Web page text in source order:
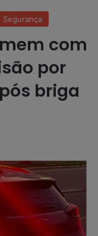
Segurança
com
por
briga